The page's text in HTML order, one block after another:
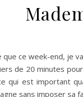
ce week-end, je
de 20 minutes
qui est important
sans imposer sa